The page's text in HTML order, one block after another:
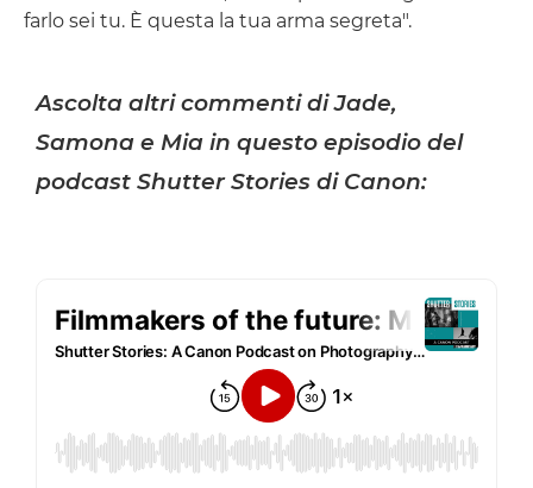
farlo sei tu. È questa la tua arma segreta".
Ascolta altri commenti di Jade,
Samona e Mia in questo episodio del
podcast Shutter Stories di Canon: